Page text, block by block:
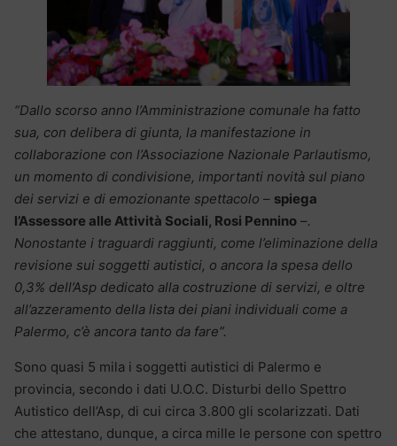
“Dallo scorso anno l’Amministrazione comunale ha fatto
sua, con delibera di giunta, la manifestazione in
collaborazione con l’Associazione Nazionale Parlautismo,
un momento di condivisione, importanti novità sul piano
dei servizi e di emozionante spettacolo – spiega
l’Assessore alle Attività Sociali, Rosi Pennino –.
Nonostante i traguardi raggiunti, come l’eliminazione della
revisione sui soggetti autistici, o ancora la spesa dello
0,3% dell’Asp dedicato alla costruzione di servizi, e oltre
all’azzeramento della lista dei piani individuali come a
Palermo, c’è ancora tanto da fare”.
Sono quasi 5 mila i soggetti autistici di Palermo e
provincia, secondo i dati U.O.C. Disturbi dello Spettro
Autistico dell’Asp, di cui circa 3.800 gli scolarizzati. Dati
che attestano, dunque, a circa mille le persone con spettro